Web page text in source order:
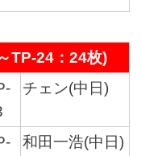
TP-24：24枚)
チェン(中日)
和田一浩(中日)